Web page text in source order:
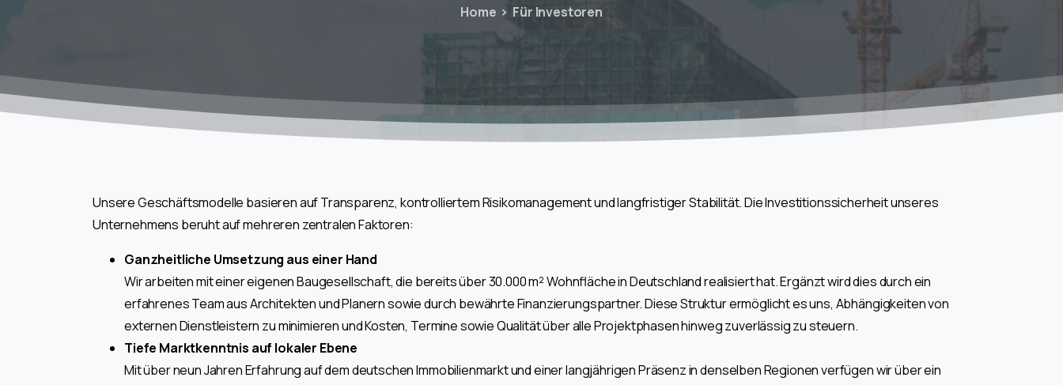
Home Für Investoren
Unsere Geschäfts­modelle basieren auf Transparenz, kontrolliertem Risikomanagement und langfristiger Stabilität. Die Investitionssicherheit unseres
Unternehmens beruht auf mehreren zentralen Faktoren:
Ganzheitliche Umsetzung aus einer Hand
Wir arbeiten mit einer eigenen Baugesellschaft, die bereits über 30.000 m² Wohnfläche in Deutschland realisiert hat. Ergänzt wird dies durch ein
erfahrenes Team aus Architekten und Planern sowie durch bewährte Finanzierungspartner. Diese Struktur ermöglicht es uns, Abhängigkeiten von
externen Dienstleistern zu minimieren und Kosten, Termine sowie Qualität über alle Projektphasen hinweg zuverlässig zu steuern.
Tiefe Marktkenntnis auf lokaler Ebene
Mit über neun Jahren Erfahrung auf dem deutschen Immobilienmarkt und einer langjährigen Präsenz in denselben Regionen verfügen wir über ein